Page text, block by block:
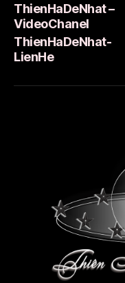
ThienHaDeNhat –
VideoChanel
ThienHaDeNhat-
LienHe